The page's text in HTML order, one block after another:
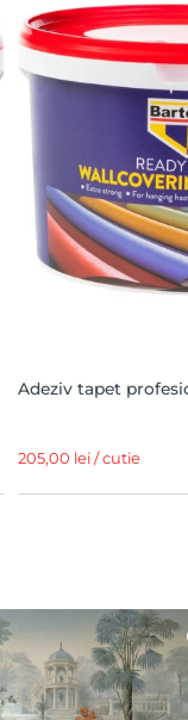
Adeziv tapet
205,00 lei / cutie